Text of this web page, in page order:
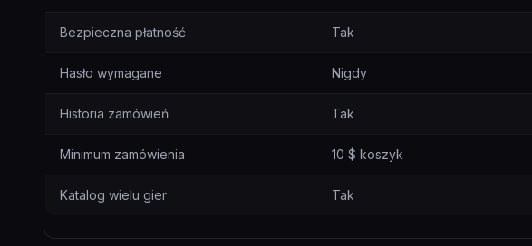
Bezpieczna płatność Tak
Hasło wymagane Nigdy
Historia zamówień Tak
Minimum zamówienia 10 $ koszyk
Katalog wielu gier Tak